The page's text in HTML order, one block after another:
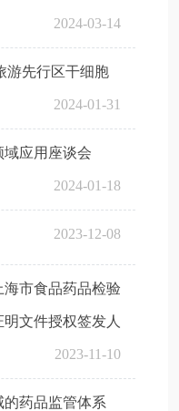
2024-03-14
游先行区干细胞
2024-01-31
应用座谈会
2024-01-18
2023-12-08
市食品药品检验
文件授权签发人
2023-11-10
药品监管体系